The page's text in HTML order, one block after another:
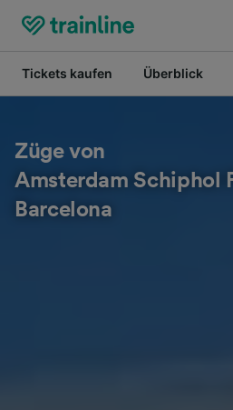
Tickets kaufen Überblick
Züge von
Amsterdam Schiphol
Barcelona